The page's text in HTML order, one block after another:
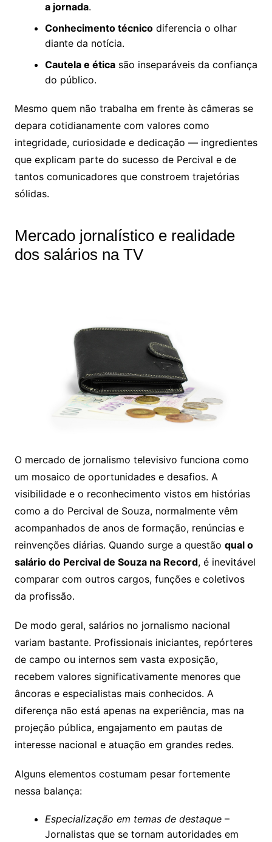
a jornada.
Conhecimento técnicodiferencia o olhar
diante da notícia.
Cautela e éticasão inseparáveis da confiança
do público.
Mesmo quem não trabalha em frente às câmeras se
depara cotidianamente com valores como
integridade, curiosidade e dedicação — ingredientes
que explicam parte do sucesso de Percival e de
tantos comunicadores que constroem trajetórias
sólidas.
Mercado jornalístico e realidade
dos salários na TV
O mercado de jornalismo televisivo funciona como
um mosaico de oportunidades e desafios. A
visibilidade e o reconhecimento vistos em histórias
como a do Percival de Souza, normalmente vêm
acompanhados de anos de formação, renúncias e
reinvenções diárias. Quando surge a questão qual o
salário do Percival de Souza na Record, é inevitável
comparar com outros cargos, funções e coletivos
da profissão.
De modo geral, salários no jornalismo nacional
variam bastante. Profissionais iniciantes, repórteres
de campo ou internos sem vasta exposição,
recebem valores significativamente menores que
âncoras e especialistas mais conhecidos. A
diferença não está apenas na experiência, mas na
projeção pública, engajamento em pautas de
interesse nacional e atuação em grandes redes.
Alguns elementos costumam pesar fortemente
nessa balança:
Especialização em temas de destaque–
Jornalistas que se tornam autoridades em